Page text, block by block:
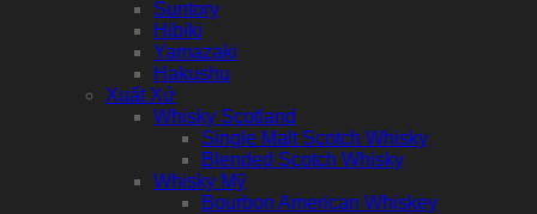
Suntory
Hibiki
Yamazaki
Hakushu
Xuất Xứ
Whisky Scotland
Single Malt Scotch Whisky
Blended Scotch Whisky
Whisky Mỹ
Bourbon American Whiskey